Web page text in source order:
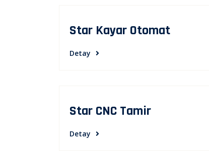
Star Kayar Otomat
Detay
Star CNC Tamir
Detay